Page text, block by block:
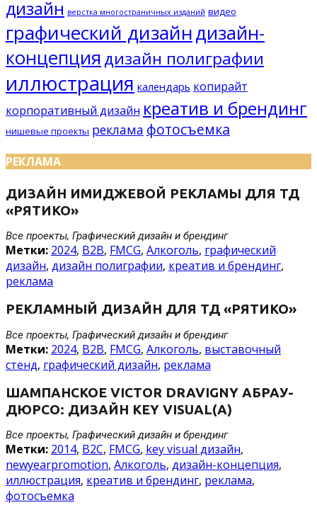
дизайн верстка многостраничных изданий видео
графический дизайндизайн-
концепция дизайн полиграфии
иллюстрация календарь копирайт
корпоративный дизайн креатив и брендинг
нишевые проекты реклама фотосъемка
РЕКЛАМА
ДИЗАЙН ИМИДЖЕВОЙ РЕКЛАМЫ ДЛЯ ТД
«РЯТИКО»
Все проекты, Графический дизайн и брендинг
Метки: 2024, B2B, FMCG, Алкоголь, графический
дизайн, дизайн полиграфии, креатив и брендинг,
реклама
РЕКЛАМНЫЙ ДИЗАЙН ДЛЯ ТД «РЯТИКО»
Все проекты, Графический дизайн и брендинг
Метки: 2024, B2B, FMCG, Алкоголь, выставочный
стенд, графический дизайн, реклама
ШАМПАНСКОЕ VICTOR DRAVIGNY АБРАУ-
ДЮРСО: ДИЗАЙН KEY VISUAL(A)
Все проекты, Графический дизайн и брендинг
Метки: 2014, B2C, FMCG, key visual дизайн,
newyearpromotion, Алкоголь, дизайн-концепция,
иллюстрация, креатив и брендинг, реклама,
фотосъемка